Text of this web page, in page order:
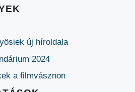
új híroldala
2024
a filmvásznon